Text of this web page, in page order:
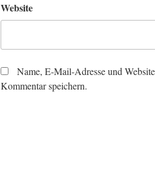
Website
Name, E-Mail-Adresse und
Kommentar speichern.